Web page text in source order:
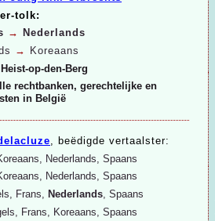
tolk:
→
Nederlands
→
Koreaans
op-den-Berg
rechtbanken, gerechtelijke en
in België
, beëdigde vertaalster:
Nederlands, Spaans
Nederlands, Spaans
Frans, Nederlands, Spaans
Frans, Koreaans, Spaans